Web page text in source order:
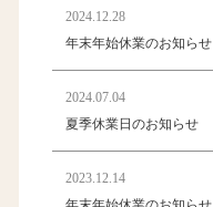
2024.12.28
年末年始休業のお知らせ
2024.07.04
夏季休業日のお知らせ
2023.12.14